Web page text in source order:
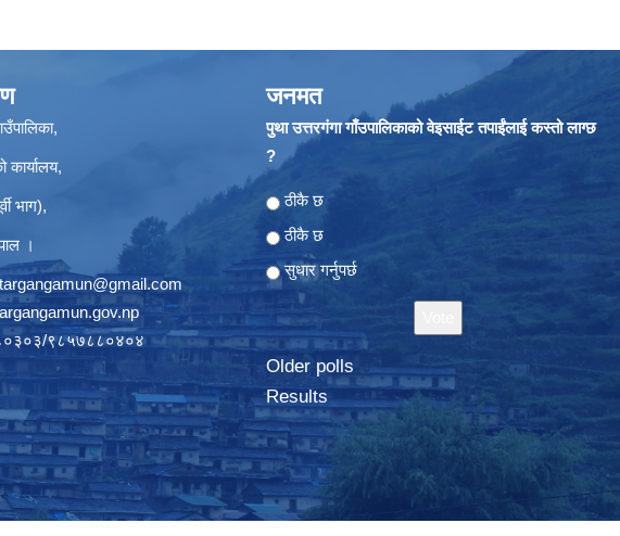
कार्यालय,
भाग),
।
९८५७८८०४०४
जनमत
पुथा उत्तरगंगा गाँउपालिकाको वेइसाईट तपाईंलाई कस्तो लाग्छ
?
Choices
ठीकै छ
ठीकै छ
सुधार गर्नुपर्छ
Older polls
Results